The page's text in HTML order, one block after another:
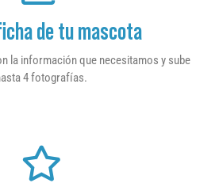
de tu mascota
la información que necesitamos y sube
4 fotografías.